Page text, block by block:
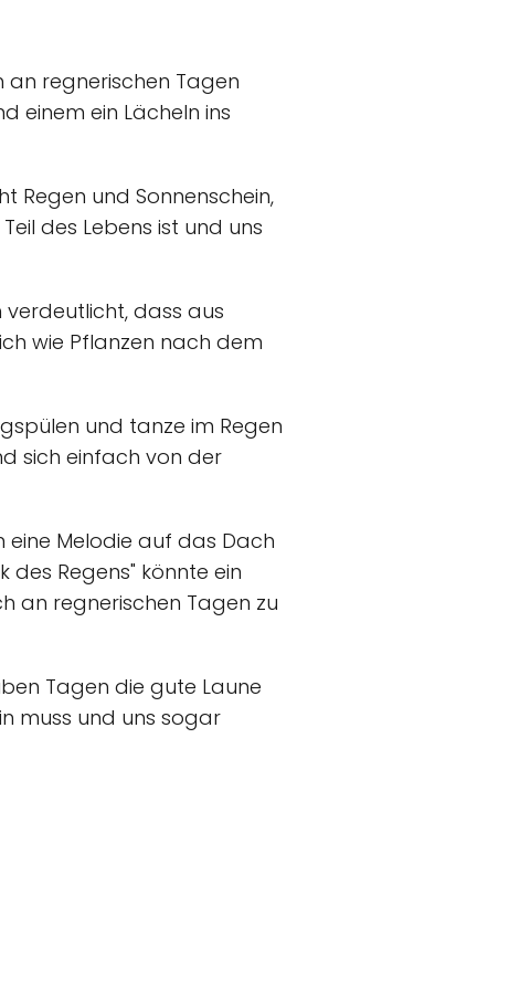
an regnerischen Tagen
einem ein Lächeln ins
Regen und Sonnenschein,
des Lebens ist und uns
verdeutlicht, dass aus
wie Pflanzen nach dem
und tanze im Regen
sich einfach von der
eine Melodie auf das Dach
des Regens" könnte ein
an regnerischen Tagen zu
Tagen die gute Laune
muss und uns sogar